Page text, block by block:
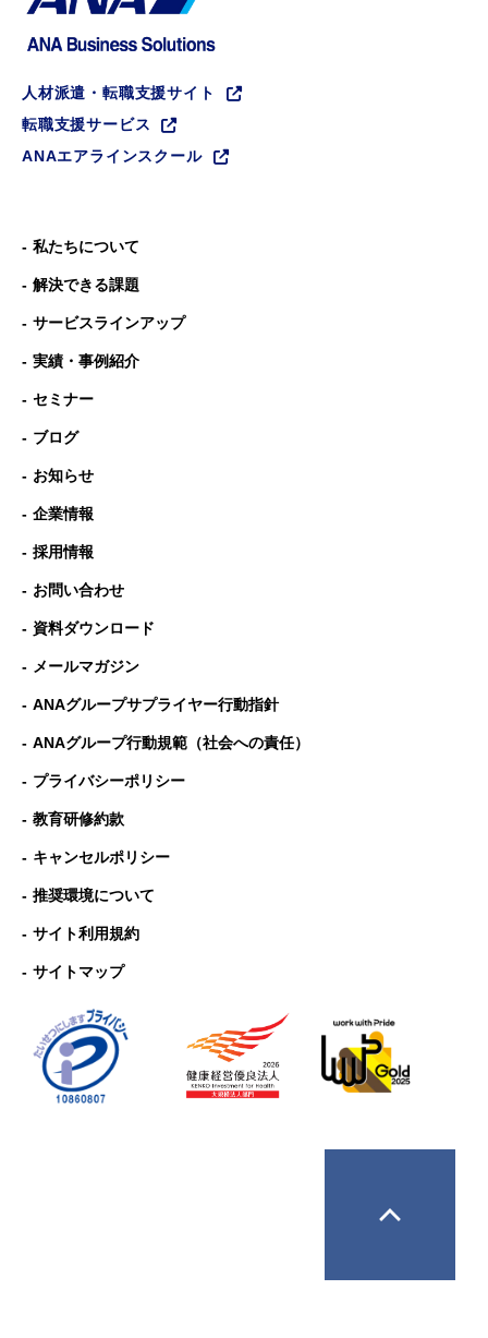
人材派遣・転職支援サイト
転職支援サービス
ANAエアラインスクール
私たちについて
解決できる課題
サービスラインアップ
実績・事例紹介
セミナー
ブログ
お知らせ
企業情報
採用情報
お問い合わせ
資料ダウンロード
メールマガジン
ANAグループサプライヤー行動指針
ANAグループ⾏動規範（社会への責任）
プライバシーポリシー
教育研修約款
キャンセルポリシー
推奨環境について
サイト利用規約
サイトマップ